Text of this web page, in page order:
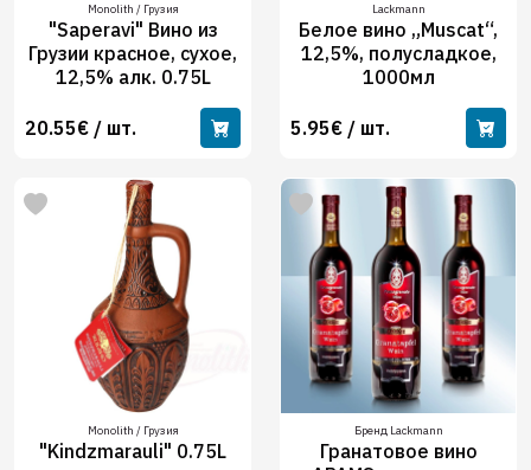
Monolith / Грузия
"Saperavi" Вино из
Грузии красное, сухое,
12,5% алк. 0.75L
20.55€ / шт.
Lackmann
Белое вино „Muscat“,
12,5%, полусладкое,
1000мл
5.95€ / шт.
Monolith / Грузия
"Kindzmarauli" 0.75L
Бренд Lackmann
Гранатовое вино